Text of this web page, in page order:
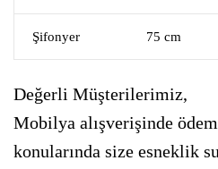
Şifonyer 75 cm
Değerli Müşterilerimiz,
Mobilya alışverişinde
konularında size esneklik